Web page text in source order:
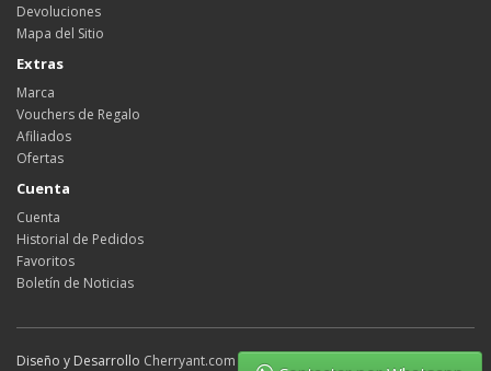
Devoluciones
Mapa del Sitio
Extras
Marca
Vouchers de Regalo
Afiliados
Ofertas
Cuenta
Cuenta
Historial de Pedidos
Favoritos
Boletín de Noticias
Diseño y Desarrollo Cherryant.com